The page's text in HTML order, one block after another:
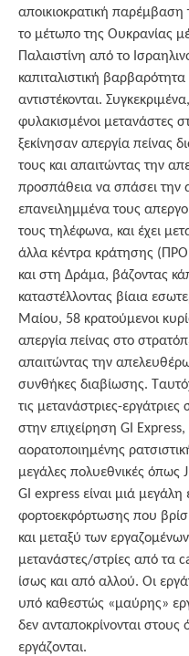
αποικιοκρατική
το μέτωπο της Ουκρανίας
Παλαιστίνη από το
καπιταλιστική
αντιστέκονται.
φυλακισμένοι μετανάστες
ξεκίνησαν απεργία πείνας
τους και απαιτώντας την
προσπάθεια να σπάσει την
επανειλημμένα τους
τους τηλέφωνα, και έχει
άλλα κέντρα κράτησης
και στη Δράμα, βάζοντας
καταστέλλοντας βίαια
Μαίου, 58 κρατούμενοι
απεργία πείνας στο
απαιτώντας την
συνθήκες διαβίωσης.
τις μετανάστριες-
στην επιχείρηση GI
αορατοποιημένης
μεγάλες πολυεθνικές όπως
GI express είναι μιά
φορτοεκφόρτωσης που
και μεταξύ των
μετανάστες/στρίες από τα
ίσως και από αλλού. Οι
υπό καθεστώς «μαύρης»
δεν ανταποκρίνονται στους
εργάζονται.